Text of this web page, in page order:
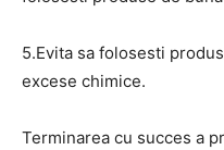
5.Evita sa folosesti
excese chimice.
Terminarea cu succes a